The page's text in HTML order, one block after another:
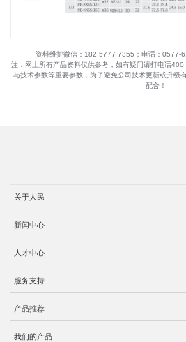
资料维护微信：182 5777 7355；电话：0577-
注：网上所有产品资料仅供参考，如有疑问请打电话
与技术参数等重要参数，为了避免公司技术更新或升级
配合！
关于人民
新闻中心
人才中心
服务支持
产品推荐
我们的产品